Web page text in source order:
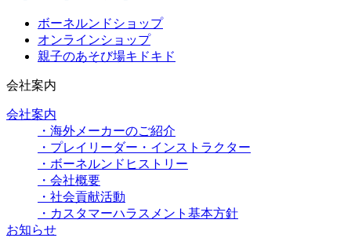
ボーネルンドショップ
オンラインショップ
親子のあそび場キドキド
会社案内
会社案内
・海外メーカーのご紹介
・プレイリーダー・インストラクター
・ボーネルンドヒストリー
・会社概要
・社会貢献活動
・カスタマーハラスメント基本方針
お知らせ